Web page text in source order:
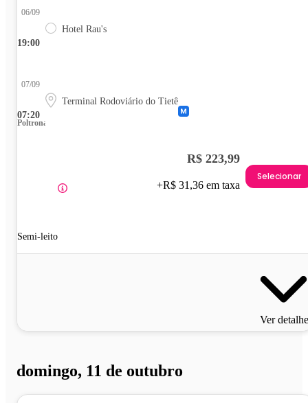
19:00
06/09
Hotel Rau's
07:20
07/09
Terminal Rodoviário do Tietê
Poltrona
Semi-leito
R$ 223,99
+R$ 31,36 em taxa
Selecionar
Ver
domingo, 11 de outubro